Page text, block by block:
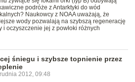
podróże z Antarktyki do wód
Naukowcy z NOAA uważają, że
wody pozwalają na szybszą regenerację
i oczyszczenie jej z powłoki różnych
śniegu i szybsze topnienie przez
2012, 09:48